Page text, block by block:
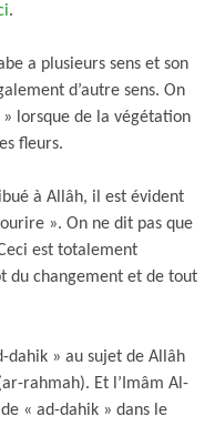
.
a plusieurs sens et son
d’autre sens. On
lorsque de la végétation
fleurs.
à Allâh, il est évident
». On ne dit pas que
est totalement
du changement et de tout
dahik » au sujet de Allâh
rahmah). Et l’Imâm Al-
« ad-dahik » dans le